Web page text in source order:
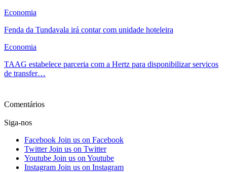
Economia
Fenda da Tundavala irá contar com unidade hoteleira
Economia
TAAG estabelece parceria com a Hertz para disponibilizar serviços
de transfer…
Comentários
Siga-nos
Facebook Join us on Facebook
Twitter Join us on Twitter
Youtube Join us on Youtube
Instagram Join us on Instagram